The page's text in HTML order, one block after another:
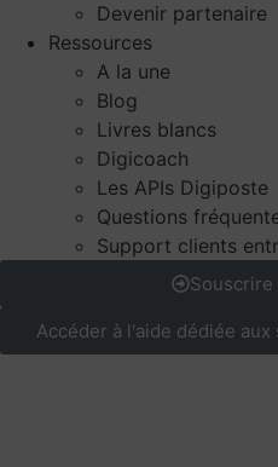
Devenir partenaire
Ressources
A la une
Blog
Livres blancs
Digicoach
Les APIs Digiposte
Questions
Support clients
Souscrire
Accéder à l'aide dédiée